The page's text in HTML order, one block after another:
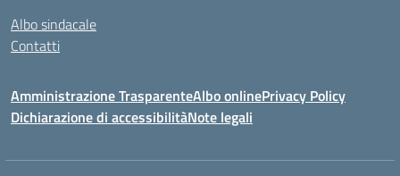
Albo sindacale
Contatti
Amministrazione TrasparenteAlbo onlinePrivacy Policy
Dichiarazione di accessibilitàNote legali